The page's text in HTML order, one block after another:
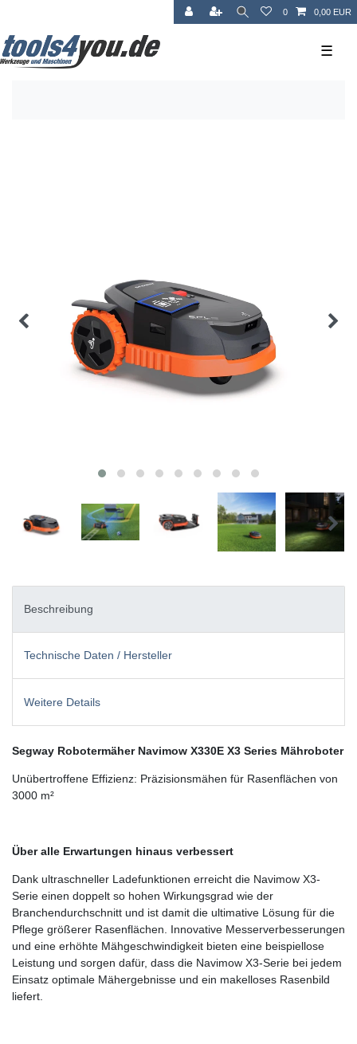
0 0,00 EUR
☰
Beschreibung
Technische Daten / Hersteller
Weitere Details
Segway Robotermäher Navimow X330E X3 Series Mähroboter
Unübertroffene Effizienz: Präzisionsmähen für Rasenflächen von
3000 m²
Über alle Erwartungen hinaus verbessert
Dank ultraschneller Ladefunktionen erreicht die Navimow X3-
Serie einen doppelt so hohen Wirkungsgrad wie der
Branchendurchschnitt und ist damit die ultimative Lösung für die
Pflege größerer Rasenflächen. Innovative Messerverbesserungen
und eine erhöhte Mähgeschwindigkeit bieten eine beispiellose
Leistung und sorgen dafür, dass die Navimow X3-Serie bei jedem
Einsatz optimale Mähergebnisse und ein makelloses Rasenbild
liefert.